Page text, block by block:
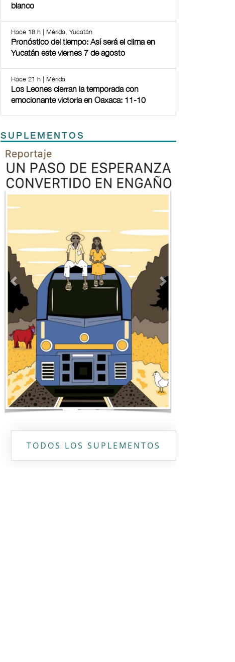
blanco
Hace 18 h | Mérida, Yucatán
Pronóstico del tiempo: Así será el clima en
Yucatán este viernes 7 de agosto
Hace 21 h | Mérida
Los Leones cierran la temporada con
emocionante victoria en Oaxaca: 11-10
SUPLEMENTOS
Previous
TODOS LOS SUPLEMENTOS